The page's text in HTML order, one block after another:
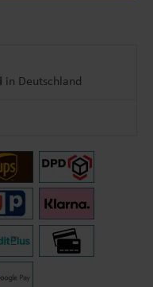
in Deutschland